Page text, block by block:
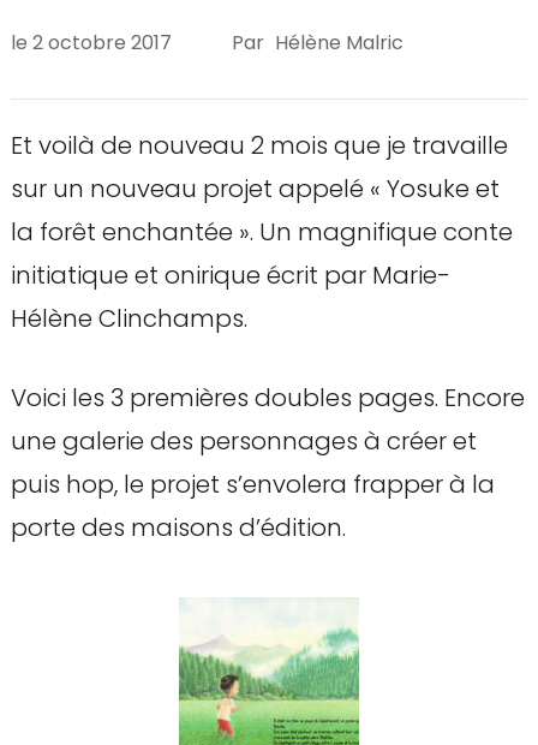
le 2 octobre 2017 Par Hélène Malric
Et voilà de nouveau 2 mois que je travaille
sur un nouveau projet appelé « Yosuke et
la forêt enchantée ». Un magnifique conte
initiatique et onirique écrit par Marie-
Hélène Clinchamps.
Voici les 3 premières doubles pages. Encore
une galerie des personnages à créer et
puis hop, le projet s’envolera frapper à la
porte des maisons d’édition.